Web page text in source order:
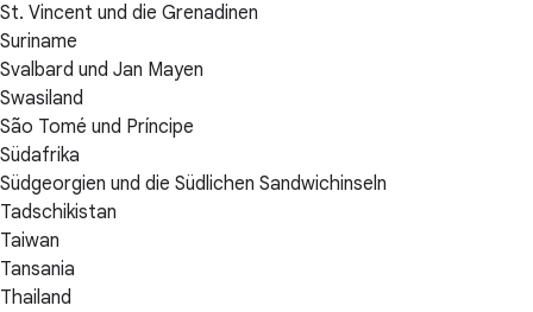
St. Vincent und die Grenadinen
Suriname
Svalbard und Jan Mayen
Swasiland
São Tomé und Príncipe
Südafrika
Südgeorgien und die Südlichen Sandwichinseln
Tadschikistan
Taiwan
Tansania
Thailand